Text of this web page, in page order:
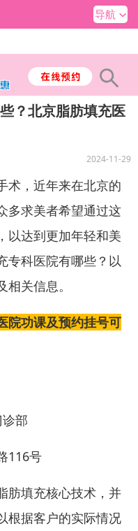
导航
？北京脂肪填充医
2024-11-29
术，近年来在北京的
多求美者希望通过这
以达到更加年轻和美
专科医院有哪些？以
关信息。
院功课及预约挂号可
部
116号
肪填充核心技术，并
根据客户的实际情况